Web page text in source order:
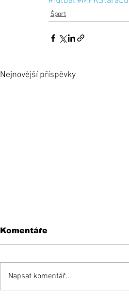
Šport
Nejnovější příspěvky
Komentáře
Napsat komentář...